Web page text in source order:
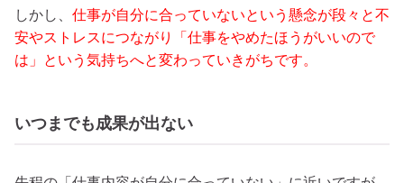
しかし、 仕事が自分に合っていないという懸念が段々と不
安やストレスにつながり「仕事をやめたほうがいいので
は」という気持ちへと変わっていきがちです。
いつまでも成果が出ない